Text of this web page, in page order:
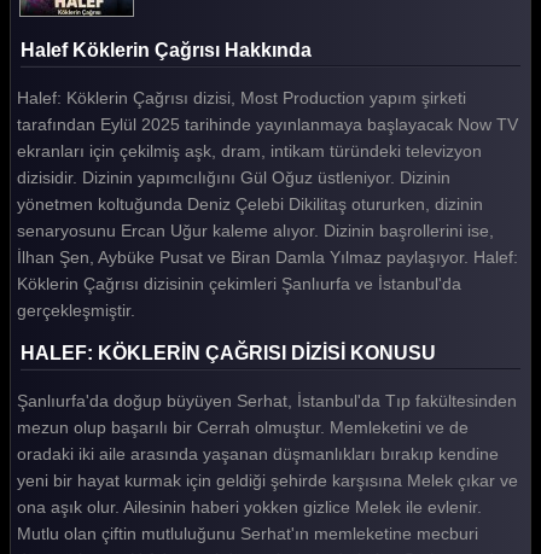
Halef Köklerin Çağrısı 24. Bölüm
Halef Köklerin Çağrısı 23. Bölüm
Halef Köklerin Çağrısı 22. Bölüm
Halef Köklerin Çağrısı 21. Bölüm
Halef Köklerin Çağrısı 20. Bölüm
Halef Köklerin Çağrısı 19. Bölüm
Halef Köklerin Çağrısı 18. Bölüm
Halef Köklerin Çağrısı 17. Bölüm
Halef Köklerin Çağrısı 16. Bölüm
Halef Köklerin Çağrısı 15. Bölüm
Halef Köklerin Çağrısı 14. Bölüm
Halef Köklerin Çağrısı 13. Bölüm
Halef Köklerin Çağrısı 12. Bölüm
Halef Köklerin Çağrısı Hakkında
Halef: Köklerin Çağrısı dizisi, Most Production yapım şirketi
tarafından Eylül 2025 tarihinde yayınlanmaya başlayacak Now TV
ekranları için çekilmiş aşk, dram, intikam türündeki televizyon
dizisidir. Dizinin yapımcılığını Gül Oğuz üstleniyor. Dizinin
yönetmen koltuğunda Deniz Çelebi Dikilitaş otururken, dizinin
senaryosunu Ercan Uğur kaleme alıyor. Dizinin başrollerini ise,
İlhan Şen, Aybüke Pusat ve Biran Damla Yılmaz paylaşıyor. Halef:
Köklerin Çağrısı dizisinin çekimleri Şanlıurfa ve İstanbul'da
gerçekleşmiştir.
HALEF: KÖKLERİN ÇAĞRISI DİZİSİ KONUSU
Şanlıurfa'da doğup büyüyen Serhat, İstanbul'da Tıp fakültesinden
mezun olup başarılı bir Cerrah olmuştur. Memleketini ve de
oradaki iki aile arasında yaşanan düşmanlıkları bırakıp kendine
yeni bir hayat kurmak için geldiği şehirde karşısına Melek çıkar ve
ona aşık olur. Ailesinin haberi yokken gizlice Melek ile evlenir.
Mutlu olan çiftin mutluluğunu Serhat'ın memleketine mecburi